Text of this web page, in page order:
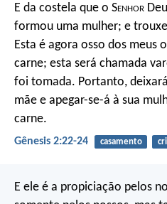
E da costela que o Senhor
formou uma mulher; e
Esta é agora osso dos meus
carne; esta será chamada
foi tomada. Portanto,
mãe e apegar-se-á à sua
carne.
Gênesis 2:22-24 casamento
E ele é a propiciação pelos